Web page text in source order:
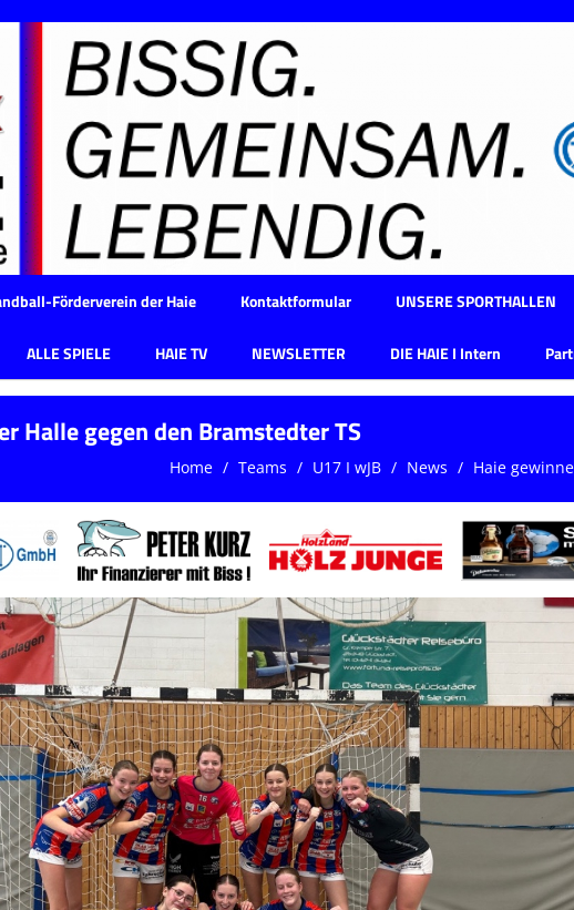
Förderverein der Haie Kontaktformular UNSERE SPORTHALLEN
ALLE SPIELE HAIE TV NEWSLETTER DIE HAIE I Intern
Halle gegen den Bramstedter TS
Home Teams U17 I wJB News Haie